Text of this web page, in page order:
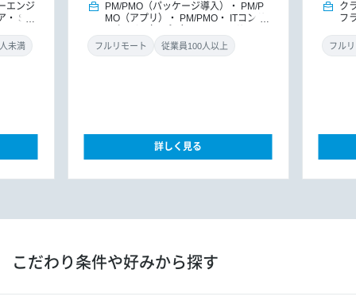
エンジ
SR
未満
PM/PMO（パッケージ導入）
PM/P
MO（アプリ）
PM/PMO
ITコンサ
ント
パッケージ導入コンサルタント
フルリモート 従業員100人以上
詳しく見る
ク
フ
ラ
フル
こだわり条件や好みから探す